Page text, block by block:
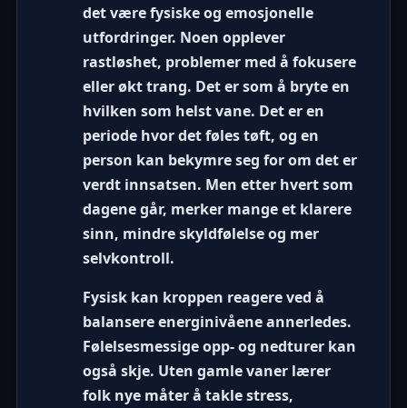
det være fysiske og emosjonelle
utfordringer. Noen opplever
rastløshet, problemer med å fokusere
eller økt trang. Det er som å bryte en
hvilken som helst vane. Det er en
periode hvor det føles tøft, og en
person kan bekymre seg for om det er
verdt innsatsen. Men etter hvert som
dagene går, merker mange et klarere
sinn, mindre skyldfølelse og mer
selvkontroll.
Fysisk kan kroppen reagere ved å
balansere energinivåene annerledes.
Følelsesmessige opp- og nedturer kan
også skje. Uten gamle vaner lærer
folk nye måter å takle stress,